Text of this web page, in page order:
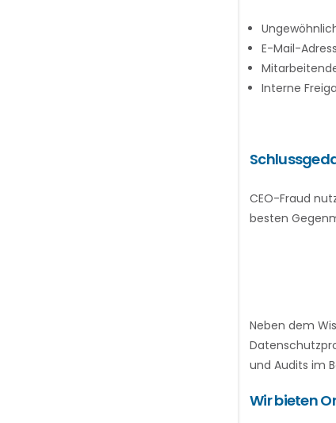
E-Mail-
Interne
CEO-Fraud
besten
Neben dem
und Audits im
Wir bieten